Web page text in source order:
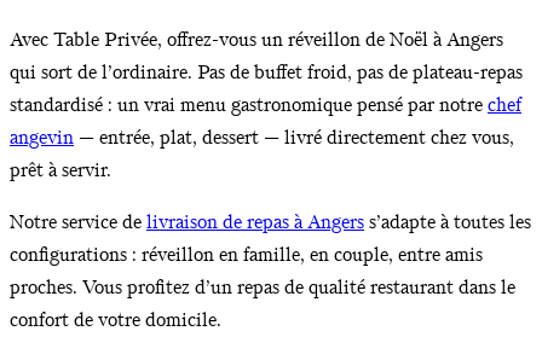
Avec Table Privée, offrez-vous un réveillon de Noël à Angers
qui sort de l’ordinaire. Pas de buffet froid, pas de plateau-repas
standardisé : un vrai menu gastronomique pensé par notrechef
angevin — entrée, plat, dessert — livré directement chez vous,
prêt à servir.
Notre service delivraison de repas à Angerss’adapte à toutes les
configurations : réveillon en famille, en couple, entre amis
proches. Vous profitez d’un repas de qualité restaurant dans le
confort de votre domicile.